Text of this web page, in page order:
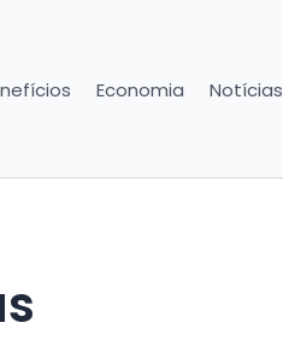
Economia Notícias